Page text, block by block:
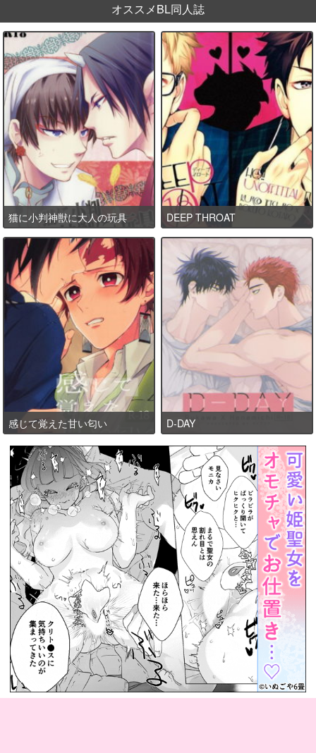
オススメBL同人誌
猫に小判神獣に大人の玩具 DEEP THROAT
感じて覚えた甘い匂い D-DAY